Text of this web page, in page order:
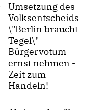
Umsetzung des
Volksentscheids
\"Berlin braucht
Tegel\"
Bürgervotum
ernst nehmen -
Zeit zum
Handeln!